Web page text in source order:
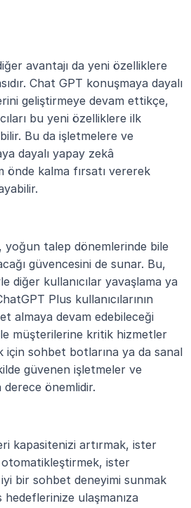
avantajı da yeni özelliklere
Chat GPT konuşmaya dayalı
geliştirmeye devam ettikçe,
bu yeni özelliklere ilk
Bu da işletmelere ve
dayalı yapay zekâ
önde kalma fırsatı vererek
yoğun talep dönemlerinde bile
güvencesini de sunar. Bu,
diğer kullanıcılar yavaşlama ya
Plus kullanıcılarının
almaya devam edebileceği
müşterilerine kritik hizmetler
için sohbet botlarına ya da sanal
güvenen işletmeler ve
önemlidir.
kapasitenizi artırmak, ister
ister
iyi bir sohbet deneyimi sunmak
ulaşmanıza